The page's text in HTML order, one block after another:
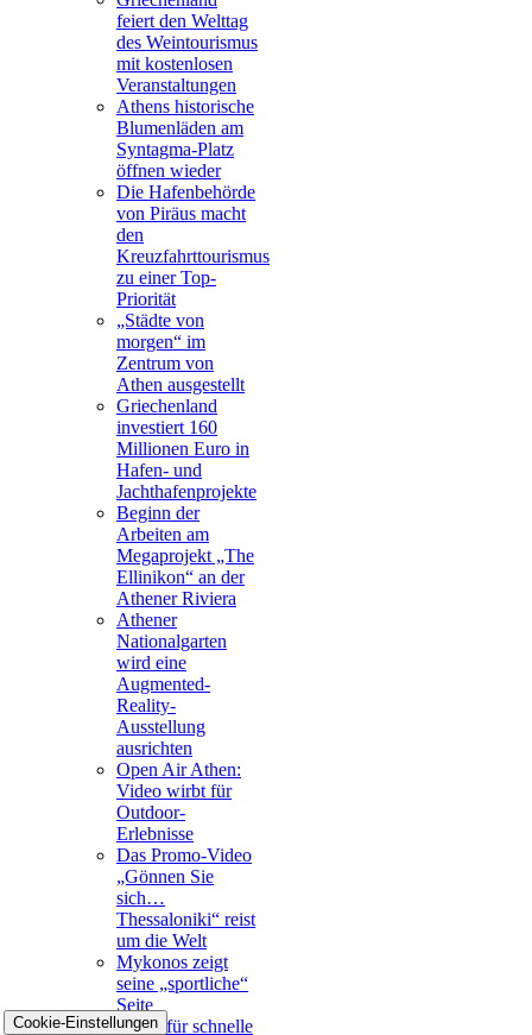
feiert den Welttag
des Weintourismus
mit kostenlosen
Veranstaltungen
Athens historische
Blumenläden am
Syntagma-Platz
öffnen wieder
Die Hafenbehörde
von Piräus macht
den
Kreuzfahrttourismus
zu einer Top-
Priorität
„Städte von
morgen“ im
Zentrum von
Athen ausgestellt
Griechenland
investiert 160
Millionen Euro in
Hafen- und
Jachthafenprojekte
Beginn der
Arbeiten am
Megaprojekt „The
Ellinikon“ an der
Athener Riviera
Athener
Nationalgarten
wird eine
Augmented-
Reality-
Ausstellung
ausrichten
Open Air Athen:
Video wirbt für
Outdoor-
Erlebnisse
Das Promo-Video
„Gönnen Sie
sich…
Thessaloniki“ reist
um die Welt
Mykonos zeigt
seine „sportliche“
Seite
Metro für schnelle
Cookie-Einstellungen